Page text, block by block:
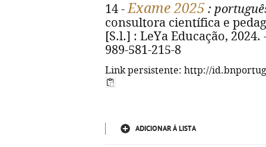
14 -Exame 2025 :
consultora científica e
[S.l.] : LeYa Educação,
989-581-215-8
Link persistente: http://
ADICIONAR À LISTA